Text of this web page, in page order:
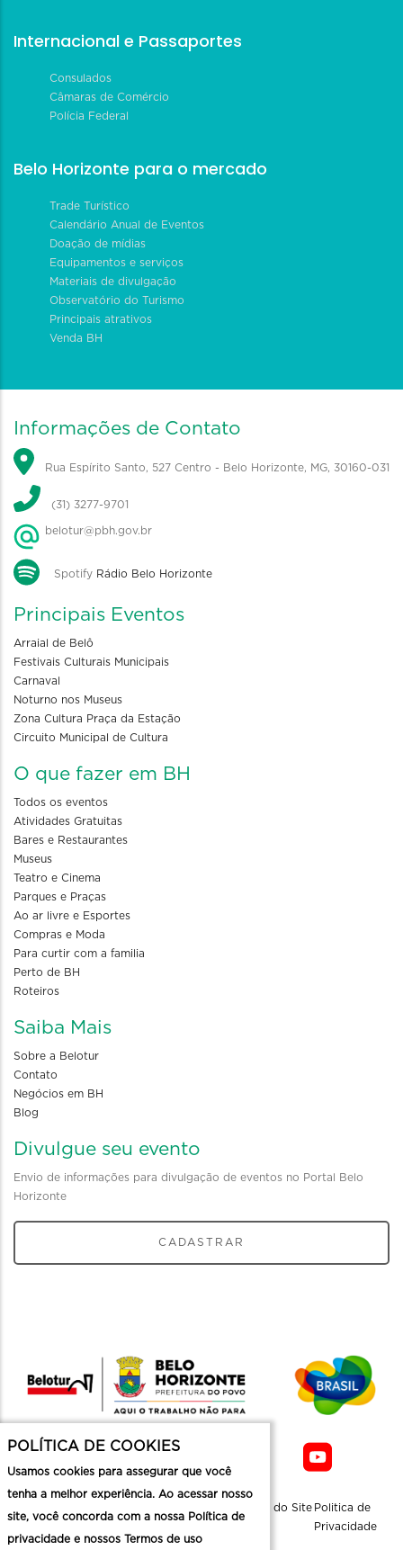
Internacional e Passaportes
Consulados
Câmaras de Comércio
Polícia Federal
Belo Horizonte para o mercado
Trade Turístico
Calendário Anual de Eventos
Doação de mídias
Equipamentos e serviços
Materiais de divulgação
Observatório do Turismo
Principais atrativos
Venda BH
Informações de Contato
Rua Espírito Santo, 527 Centro - Belo Horizonte, MG, 30160-031
(31) 3277-9701
belotur@pbh.gov.br
Spotify Rádio Belo Horizonte
Principais Eventos
Arraial de Belô
Festivais Culturais Municipais
Carnaval
Noturno nos Museus
Zona Cultura Praça da Estação
Circuito Municipal de Cultura
O que fazer em BH
Todos os eventos
Atividades Gratuitas
Bares e Restaurantes
Museus
Teatro e Cinema
Parques e Praças
Ao ar livre e Esportes
Compras e Moda
Para curtir com a familia
Perto de BH
Roteiros
Saiba Mais
Sobre a Belotur
Contato
Negócios em BH
Blog
Divulgue seu evento
Envio de informações para divulgação de eventos no Portal Belo
Horizonte
CADASTRAR
Mapa do Site Politica de
Privacidade
POLÍTICA DE COOKIES
Usamos cookies para assegurar que você
tenha a melhor experiência. Ao acessar nosso
site, você concorda com a nossa Política de
privacidade e nossos Termos de uso